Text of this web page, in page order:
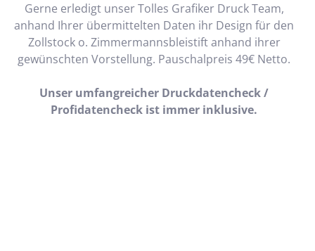
Gerne erledigt unser Tolles Grafiker Druck Team,
anhand Ihrer übermittelten Daten ihr Design für den
Zollstock o. Zimmermannsbleistift anhand ihrer
gewünschten Vorstellung. Pauschalpreis 49€ Netto.
Unser umfangreicher Druckdatencheck /
Profidatencheck ist immer inklusive.